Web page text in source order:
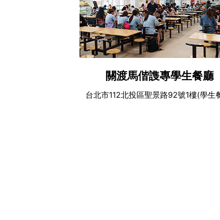
關渡馬偕謢專學生餐廳
台北市112北投區聖景路92號1樓(學生